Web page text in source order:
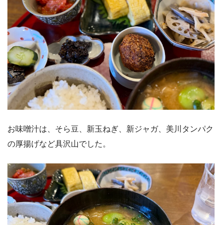
お味噌汁は、そら豆、新玉ねぎ、新ジャガ、美川タンパク
の厚揚げなど具沢山でした。